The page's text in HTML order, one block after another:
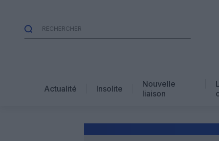
Actualité Insolite
Nouvelle
liaison